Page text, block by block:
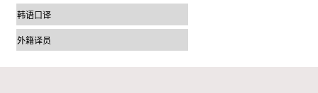
韩语口译
外籍译员